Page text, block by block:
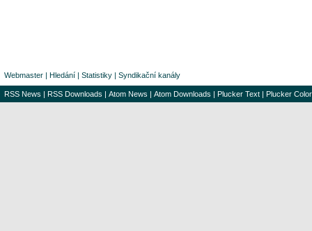
Webmaster | Hledání | Statistiky | Syndikační kanály
RSS News | RSS Downloads | Atom News | Atom Downloads | Plucker Text | Plucker Color